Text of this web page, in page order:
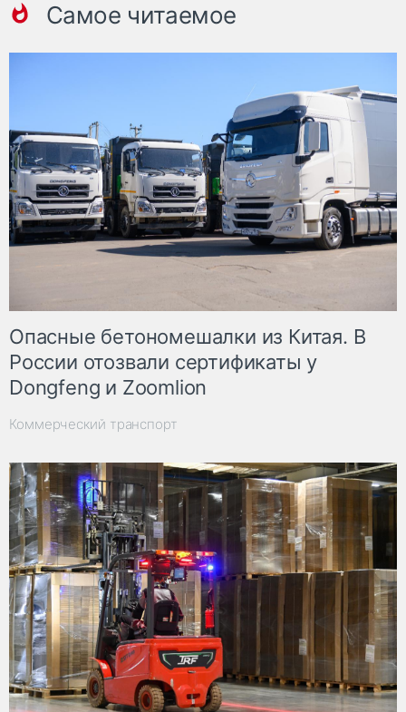
Самое читаемое
Опасные бетономешалки из Китая. В
России отозвали сертификаты у
Dongfeng и Zoomlion
Коммерческий транспорт